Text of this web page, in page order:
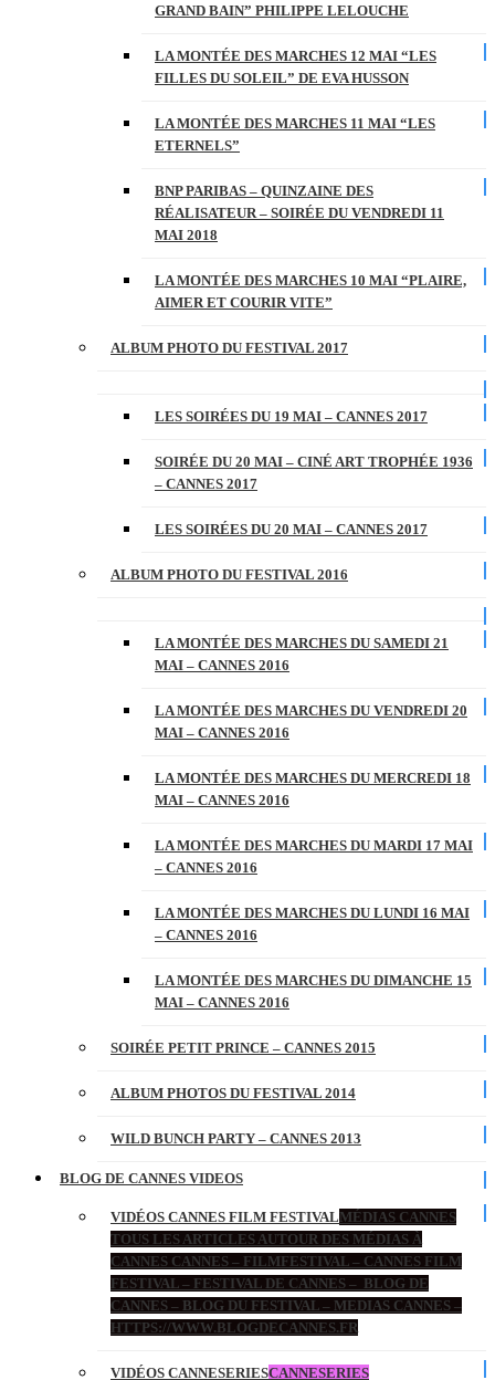
GRAND BAIN” PHILIPPE LELOUCHE
LA MONTÉE DES MARCHES 12 MAI “LES
FILLES DU SOLEIL” DE EVA HUSSON
LA MONTÉE DES MARCHES 11 MAI “LES
ETERNELS”
BNP PARIBAS – QUINZAINE DES
RÉALISATEUR – SOIRÉE DU VENDREDI 11
MAI 2018
LA MONTÉE DES MARCHES 10 MAI “PLAIRE,
AIMER ET COURIR VITE”
ALBUM PHOTO DU FESTIVAL 2017
LES SOIRÉES DU 19 MAI – CANNES 2017
SOIRÉE DU 20 MAI – CINÉ ART TROPHÉE 1936
– CANNES 2017
LES SOIRÉES DU 20 MAI – CANNES 2017
ALBUM PHOTO DU FESTIVAL 2016
LA MONTÉE DES MARCHES DU SAMEDI 21
MAI – CANNES 2016
LA MONTÉE DES MARCHES DU VENDREDI 20
MAI – CANNES 2016
LA MONTÉE DES MARCHES DU MERCREDI 18
MAI – CANNES 2016
LA MONTÉE DES MARCHES DU MARDI 17 MAI
– CANNES 2016
LA MONTÉE DES MARCHES DU LUNDI 16 MAI
– CANNES 2016
LA MONTÉE DES MARCHES DU DIMANCHE 15
MAI – CANNES 2016
SOIRÉE PETIT PRINCE – CANNES 2015
ALBUM PHOTOS DU FESTIVAL 2014
WILD BUNCH PARTY – CANNES 2013
BLOG DE CANNES VIDEOS
VIDÉOS CANNES FILM FESTIVALMÉDIAS CANNES
TOUS LES ARTICLES AUTOUR DES MÉDIAS À
CANNES CANNES – FILMFESTIVAL – CANNES FILM
FESTIVAL – FESTIVAL DE CANNES – BLOG DE
CANNES – BLOG DU FESTIVAL – MEDIAS CANNES –
HTTPS://WWW.BLOGDECANNES.FR
VIDÉOS CANNESERIESCANNESERIES